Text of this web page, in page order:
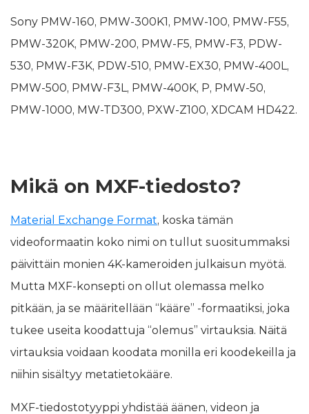
Sony PMW-160, PMW-300K1, PMW-100, PMW-F55,
PMW-320K, PMW-200, PMW-F5, PMW-F3, PDW-
530, PMW-F3K, PDW-510, PMW-EX30, PMW-400L,
PMW-500, PMW-F3L, PMW-400K, P, PMW-50,
PMW-1000, MW-TD300, PXW-Z100, XDCAM HD422.
Mikä on MXF-tiedosto?
Material Exchange Format, koska tämän
videoformaatin koko nimi on tullut suositummaksi
päivittäin monien 4K-kameroiden julkaisun myötä.
Mutta MXF-konsepti on ollut olemassa melko
pitkään, ja se määritellään “kääre” -formaatiksi, joka
tukee useita koodattuja “olemus” virtauksia. Näitä
virtauksia voidaan koodata monilla eri koodekeilla ja
niihin sisältyy metatietokääre.
MXF-tiedostotyyppi yhdistää äänen, videon ja